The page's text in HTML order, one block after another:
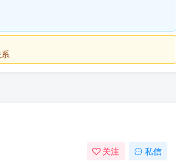
关注 私信